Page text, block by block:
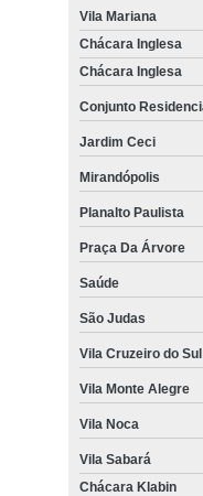
Vila Mariana
Chácara Inglesa
Chácara Inglesa
Conjunto
Jardim Ceci
Mirandópolis
Planalto Paulista
Praça Da Árvore
Saúde
São Judas
Vila Cruzeiro do Sul
Vila Monte Alegre
Vila Noca
Vila Sabará
Chácara Klabin